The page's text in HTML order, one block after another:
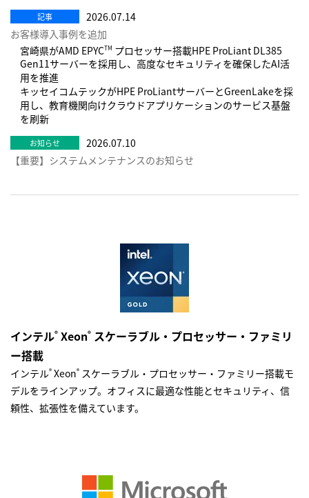
2026.07.14
お客様導入事例を追加
宮崎県がAMD EPYCTM プロセッサー搭載HPE ProLiant DL385
Gen11サーバーを採用し、高度なセキュリティを確保したAI活
用を推進
キッセイコムテックがHPE ProLiantサーバーとGreenLakeを採
用し、教育機関向けクラウドアプリケーションのサービス基盤
を刷新
2026.07.10
【重要】システムメンテナンスのお知らせ
インテル® Xeon® スケーラブル・プロセッサー・ファミリ
ー搭載
インテル® Xeon® スケーラブル・プロセッサー・ファミリー搭載モ
デルをラインアップ。オフィスに最適な性能とセキュリティ、信
頼性、拡張性を備えています。